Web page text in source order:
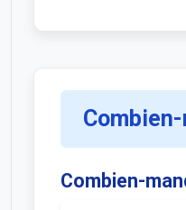
Combien-